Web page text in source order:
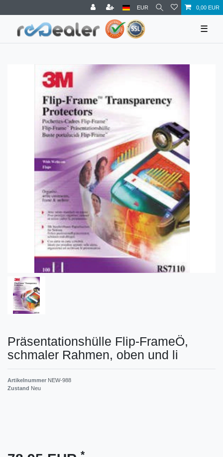
EUR 0,00 EUR
☰
Präsentationshülle Flip-FrameÖ,
schmaler Rahmen, oben und li
Artikelnummer NEW-988
Zustand Neu
*